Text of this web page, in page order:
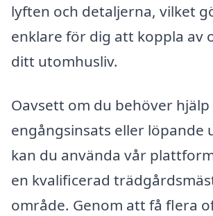
lyften och detaljerna, vilket
enklare för dig att koppla av
ditt utomhusliv.
Oavsett om du behöver hjälp
engångsinsats eller löpande
kan du använda vår
en kvalificerad
område. Genom att få flera